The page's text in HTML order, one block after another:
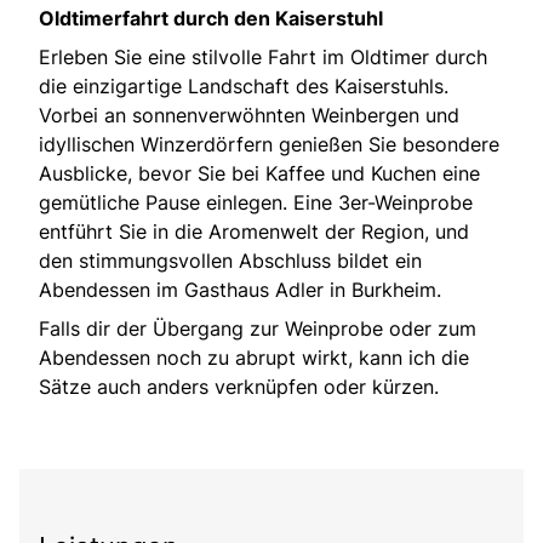
Oldtimerfahrt durch den Kaiserstuhl
Erleben Sie eine stilvolle Fahrt im Oldtimer durch
die einzigartige Landschaft des Kaiserstuhls.
Vorbei an sonnenverwöhnten Weinbergen und
idyllischen Winzerdörfern genießen Sie besondere
Ausblicke, bevor Sie bei Kaffee und Kuchen eine
gemütliche Pause einlegen. Eine 3er-Weinprobe
entführt Sie in die Aromenwelt der Region, und
den stimmungsvollen Abschluss bildet ein
Abendessen im Gasthaus Adler in Burkheim.
Falls dir der Übergang zur Weinprobe oder zum
Abendessen noch zu abrupt wirkt, kann ich die
Sätze auch anders verknüpfen oder kürzen.